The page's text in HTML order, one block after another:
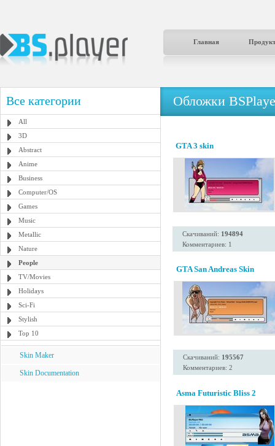
Главная
Все категории
All
3D
Abstract
Anime
Business
Computer/OS
Games
Music
Metallic
Nature
People
TV/Movies
Holidays
Sci-Fi
Stylish
Top 10
Skin Maker
Skin Documentation
Обложки
GTA 3 skin
Скачиваний: 194894
Комментариев: 1
GTA San Andreas Skin
Скачиваний: 195567
Комментариев: 2
Asma Futuristic Bliss 2